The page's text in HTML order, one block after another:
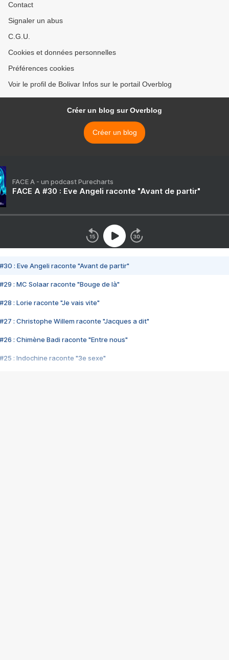
Contact
Signaler un abus
C.G.U.
Cookies et données personnelles
Préférences cookies
Voir le profil de Bolivar Infos sur le portail Overblog
Créer un blog sur Overblog
Créer un blog
FACE A - un podcast Purecharts
FACE A #30 : Eve Angeli raconte "Avant de partir"
#30 : Eve Angeli raconte "Avant de partir"
#29 : MC Solaar raconte "Bouge de là"
#28 : Lorie raconte "Je vais vite"
#27 : Christophe Willem raconte "Jacques a dit"
#26 : Chimène Badi raconte "Entre nous"
#25 : Indochine raconte "3e sexe"